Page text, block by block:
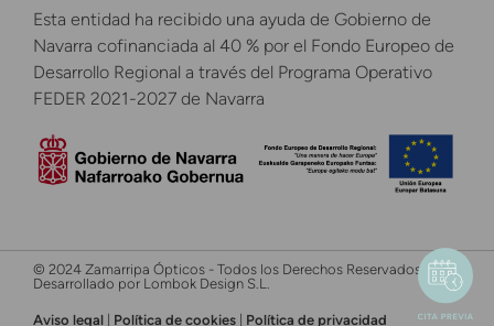
Esta entidad ha recibido una ayuda de Gobierno de
Navarra cofinanciada al 40 % por el Fondo Europeo de
Desarrollo Regional a través del Programa Operativo
FEDER 2021-2027 de Navarra
© 2024 Zamarripa Ópticos - Todos los Derechos Reservados -
Desarrollado por Lombok Design S.L.
Aviso legal Política de cookies Política de privacidad